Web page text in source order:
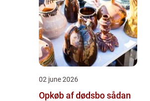
02 june 2026
Opkøb af dødsbo sådan